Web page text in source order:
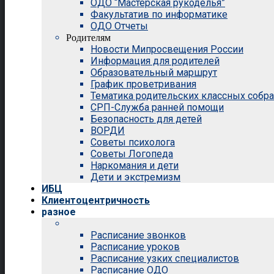
ОДО “Мастерская рукоделья”
Факультатив по информатике
ОДО Отчеты
Родителям
Новости Мипросвещения России
Информация для родителей
Образовательный маршрут
График проветривания
Тематика родительских классных
СРП-Служба ранней помощи
Безопасность для детей
ВОРДИ
Советы психолога
Советы Логопеда
Наркомания и дети
Дети и экстремизм
ИБЦ
Клиентоцентричность
разное
Расписание звонков
Расписание уроков
Расписание узких специалистов
Расписание ОДО